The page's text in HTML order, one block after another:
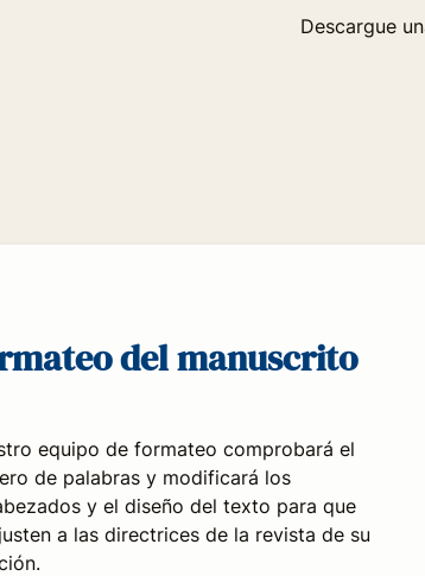
Descargue
del manuscrito
equipo de formateo comprobará el
de palabras y modificará los
y el diseño del texto para que
a las directrices de la revista de su